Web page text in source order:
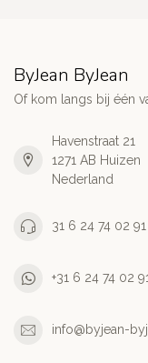
ByJean ByJean
Of kom langs bij één
Havenstraat 21
1271 AB Huizen
Nederland
31 6 24 74 02 91
+31 6 24 74 02
info@byjean-